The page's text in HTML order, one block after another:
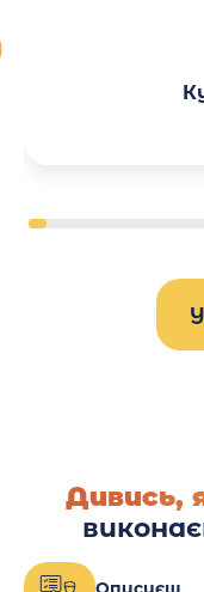
Дивись,